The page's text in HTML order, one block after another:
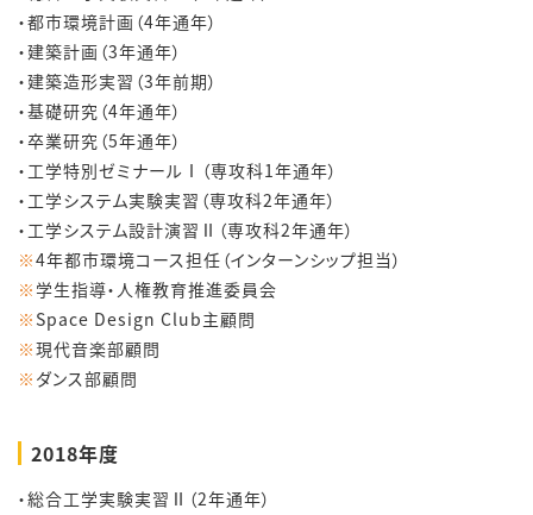
・都市環境計画（4年通年）
・建築計画（3年通年）
・建築造形実習（3年前期）
・基礎研究（4年通年）
・卒業研究（5年通年）
・工学特別ゼミナールⅠ（専攻科1年通年）
・工学システム実験実習（専攻科2年通年）
・工学システム設計演習Ⅱ（専攻科2年通年）
※4年都市環境コース担任（インターンシップ担当）
※ 学生指導・人権教育推進委員会
※ Space Design Club主顧問
※現代音楽部顧問
※ ダンス部顧問
2018年度
・総合工学実験実習Ⅱ（2年通年）